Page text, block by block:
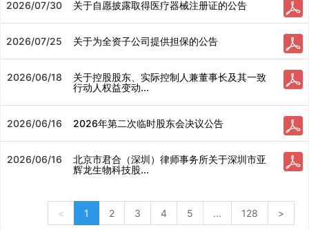
2026/07/30 关于自愿披露取得医疗器械注册证的公告
2026/07/25 关于为全资子公司提供担保的公告
2026/06/18
关于控股股东、实际控制人兼董事长及其一致
行动人权益变动...
2026/06/16 2026年第二次临时股东会决议公告
2026/06/16
北京市君合（深圳）律师事务所关于深圳市亚
辉龙生物科技股...
< 1 2 3 4 5 ... 128 >